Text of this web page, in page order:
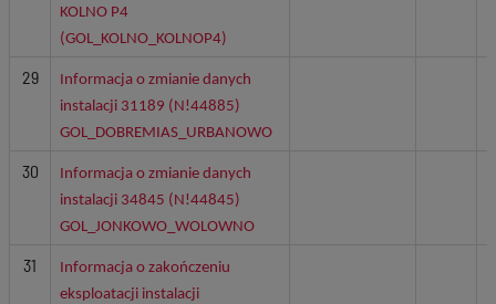
KOLNO P4
(GOL_KOLNO_KOLNOP4)
29
Informacja o zmianie danych
instalacji 31189 (N!44885)
GOL_DOBREMIAS_URBANOWO
30
Informacja o zmianie danych
instalacji 34845 (N!44845)
GOL_JONKOWO_WOLOWNO
31
Informacja o zakończeniu
eksploatacji instalacji